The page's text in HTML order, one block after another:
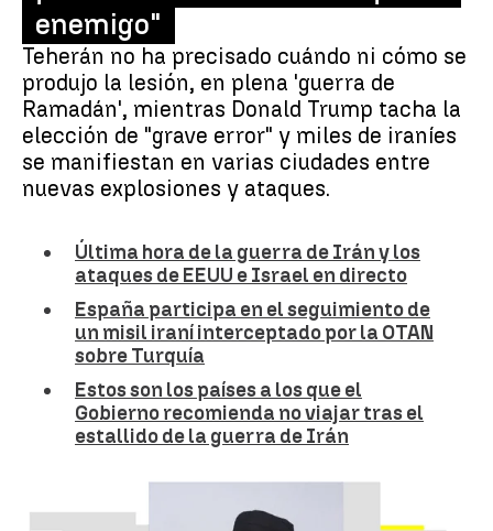
enemigo"
Teherán no ha precisado cuándo ni cómo se
produjo la lesión, en plena 'guerra de
Ramadán', mientras Donald Trump tacha la
elección de "grave error" y miles de iraníes
se manifiestan en varias ciudades entre
nuevas explosiones y ataques.
Última hora de la guerra de Irán y los
ataques de EEUU e Israel en directo
España participa en el seguimiento de
un misil iraní interceptado por la OTAN
sobre Turquía
Estos son los países a los que el
Gobierno recomienda no viajar tras el
estallido de la guerra de Irán